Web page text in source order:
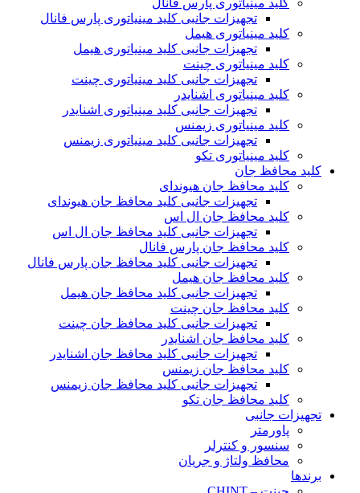
کلید مینیاتوری پارس فانال
تجهیزات جانبی کلید مینیاتوری پارس فانال
کلید مینیاتوری هیمل
تجهیزات جانبی کلید مینیاتوری هیمل
کلید مینیاتوری چینت
تجهیزات جانبی کلید مینیاتوری چینت
کلید مینیاتوری اشنایدر
تجهیزات جانبی کلید مینیاتوری اشنایدر
کلید مینیاتوری زیمنس
تجهیزات جانبی کلید مینیاتوری زیمنس
کلید مینیاتوری تکو
کلید محافظ جان
کلید محافظ جان هیوندای
تجهیزات جانبی کلید محافظ جان هیوندای
کلید محافظ جان ال اس
تجهیزات جانبی کلید محافظ جان ال اس
کلید محافظ جان پارس فانال
تجهیزات جانبی کلید محافظ جان پارس فانال
کلید محافظ جان هیمل
تجهیزات جانبی کلید محافظ جان هیمل
کلید محافظ جان چینت
تجهیزات جانبی کلید محافظ جان چینت
کلید محافظ جان اشنایدر
تجهیزات جانبی کلید محافظ جان اشنایدر
کلید محافظ جان زیمنس
تجهیزات جانبی کلید محافظ جان زیمنس
کلید محافظ جان تکو
تجهیزات جانبی
پاورمتر
سنسور و کنترلر
محافظ ولتاژ و‌ جریان
برندها